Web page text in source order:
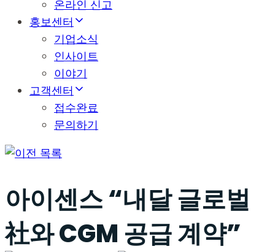
온라인 신고
홍보센터
기업소식
인사이트
이야기
고객센터
접수완료
문의하기
목록
아이센스 “내달 글로벌
社와 CGM 공급 계약”